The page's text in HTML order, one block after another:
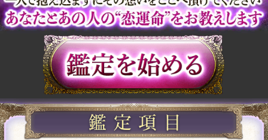
夫婦となった2人の関係性と結婚
の相性
恋脈はある？現在の2人の心の距